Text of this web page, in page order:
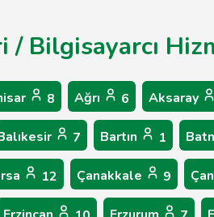
/ Bilgisayarcı
8 Ağrı 6 Aksaray
7 Bartın 1
12 Çanakkale 9